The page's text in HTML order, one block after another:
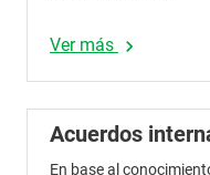
Ver más chevron_right
Acuerdos
En base al